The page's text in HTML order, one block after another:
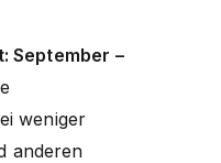
September –
weniger
anderen